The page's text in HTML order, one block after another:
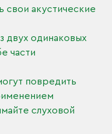
свои акустические
двух одинаковых
части
повредить
слуховой